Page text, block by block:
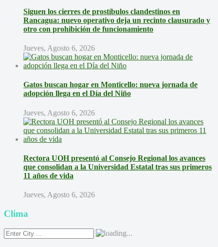
Siguen los cierres de prostíbulos clandestinos en
Rancagua: nuevo operativo deja un recinto clausurado y
otro con prohibición de funcionamiento
Jueves, Agosto 6, 2026
Gatos buscan hogar en Monticello: nueva jornada de
adopción llega en el Día del Niño
Jueves, Agosto 6, 2026
Rectora UOH presentó al Consejo Regional los avances
que consolidan a la Universidad Estatal tras sus primeros
11 años de vida
Jueves, Agosto 6, 2026
Clima